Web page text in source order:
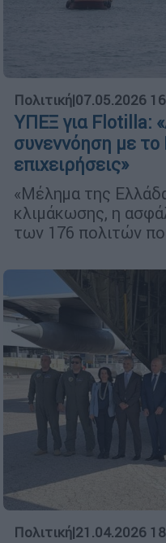
Πολιτική|07.05.2026
ΥΠΕΞ για Flotilla:
συνεννόηση με το
επιχειρήσεις»
«Μέλημα της
κλιμάκωσης, η
των 176 πολιτών
Πολιτική|21.04.2026